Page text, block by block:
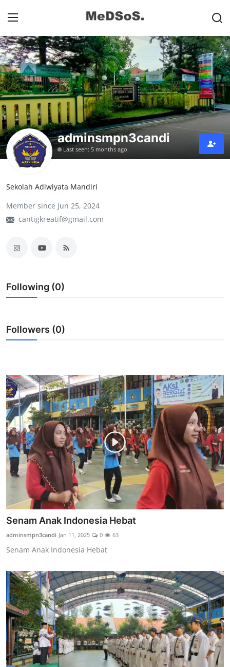
Home
Contact
SMP
SD
Video SMP
Galeri Dispendikbud Sidoarjo
Gallery
Lainnya
adminsmpn3candi
Last seen: 5 months ago
Sekolah Adiwiyata Mandiri
Member since Jun 25, 2024
cantigkreatif@gmail.com
Following (0)
Followers (0)
Senam Anak Indonesia Hebat
adminsmpn3candi Jan 11, 2025 0 63
Senam Anak Indonesia Hebat